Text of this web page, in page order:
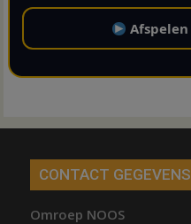
Afspelen
CONTACT GEGEVENS
Omroep NOOS